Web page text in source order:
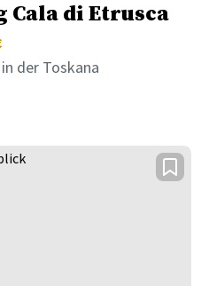
Cala di Etrusca
der Toskana